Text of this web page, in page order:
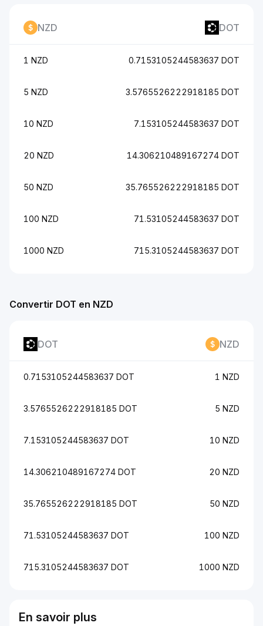
Convertir DOT en NZD
DOT NZD
0.7153105244583637 DOT 1 NZD
3.5765526222918185 DOT 5 NZD
7.153105244583637 DOT 10 NZD
14.306210489167274 DOT 20 NZD
35.765526222918185 DOT 50 NZD
71.53105244583637 DOT 100 NZD
715.3105244583637 DOT 1000 NZD
NZD DOT
1 NZD 0.7153105244583637 DOT
5 NZD 3.5765526222918185 DOT
10 NZD 7.153105244583637 DOT
20 NZD 14.306210489167274 DOT
50 NZD 35.765526222918185 DOT
100 NZD 71.53105244583637 DOT
1000 NZD 715.3105244583637 DOT
En savoir plus